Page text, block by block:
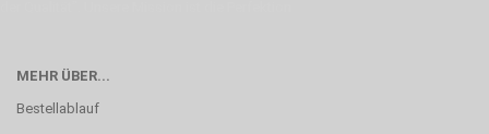
MEHR ÜBER...
Bestellablauf